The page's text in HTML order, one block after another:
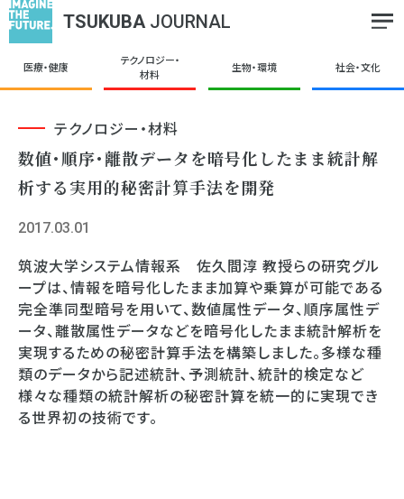
TSUKUBA JOURNAL
医療・健康
テクノロジー・
材料
生物・環境 社会・文化
テクノロジー・材料
数値･順序･離散データを暗号化したまま統計解
析する実用的秘密計算手法を開発
2017.03.01
筑波大学システム情報系 佐久間淳 教授らの研究グル
ープは、情報を暗号化したまま加算や乗算が可能である
完全準同型暗号を用いて、数値属性データ、順序属性デ
ータ、離散属性データなどを暗号化したまま統計解析を
実現するための秘密計算手法を構築しました。多様な種
類のデータから記述統計､予測統計､統計的検定など
様々な種類の統計解析の秘密計算を統一的に実現でき
る世界初の技術です｡